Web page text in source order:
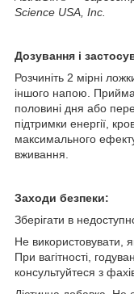
Science USA, Inc.
Дозування і
Розчиніть 2 мірні
іншого напою.
половині дня або
підтримки енергії,
максимального
вживання.
Заходи безпеки:
Зберігати в
Не використовувати,
При вагітності,
консультуйтеся з